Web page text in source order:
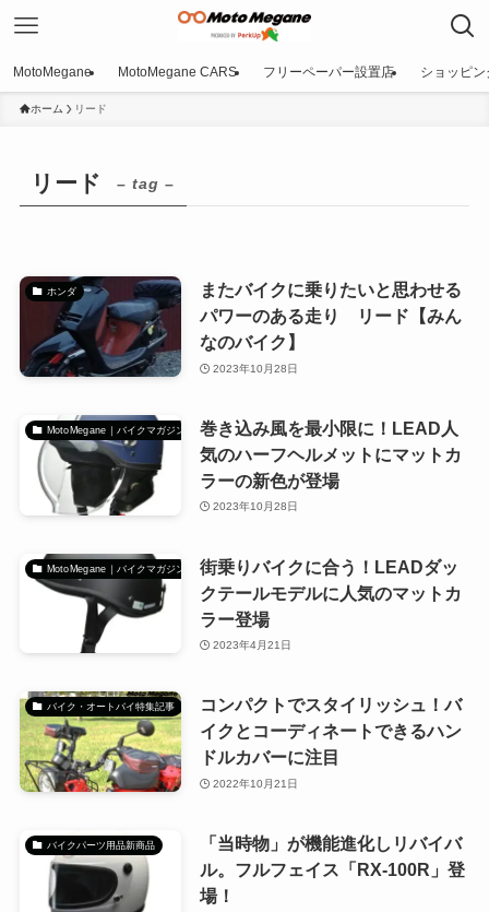
MotoMegane MotoMegane CARS フリーペーパー設置店 ショッピン
ホーム リード
リード – tag –
ホンダ
またバイクに乗りたいと思わせる
パワーのある走り リード【みん
なのバイク】
2023年10月28日
MotoMegane｜バイクマガジン
巻き込み風を最小限に！LEAD人
気のハーフヘルメットにマットカ
ラーの新色が登場
2023年10月28日
MotoMegane｜バイクマガジン
街乗りバイクに合う！LEADダッ
クテールモデルに人気のマットカ
ラー登場
2023年4月21日
バイク・オートバイ特集記事
コンパクトでスタイリッシュ！バ
イクとコーディネートできるハン
ドルカバーに注目
2022年10月21日
バイクパーツ用品新商品
「当時物」が機能進化しリバイバ
ル。フルフェイス「RX-100R」登
場！